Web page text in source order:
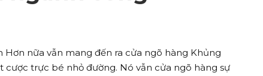
nữa vẫn mang đến ra cửa ngõ hàng Khủng
trực bé nhỏ đường. Nó vẫn cửa ngõ hàng sự